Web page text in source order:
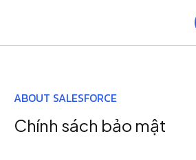
ABOUT SALESFORCE
Chính sách bảo mật